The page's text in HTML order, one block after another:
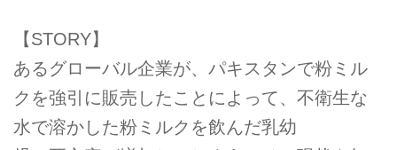
【STORY】
あるグローバル企業が、パキスタンで粉ミル
クを強引に販売したことによって、不衛生な
水で溶かした粉ミルクを飲んだ乳幼